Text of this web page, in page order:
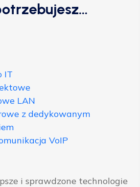
IT
LAN
z dedykowanym
VoIP
i sprawdzone technologie